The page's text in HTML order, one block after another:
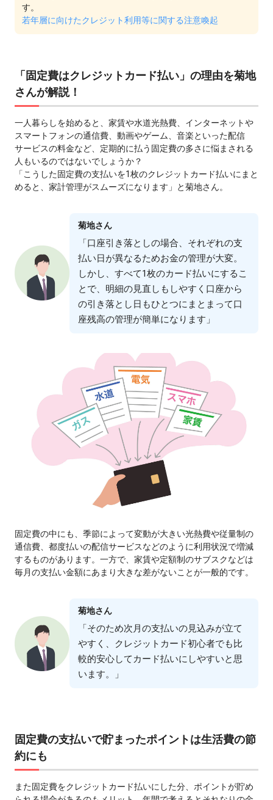
す。
若年層に向けたクレジット利用等に関する注意喚起
「固定費はクレジットカード払い」の理由を菊地
さんが解説！
⼀⼈暮らしを始めると、家賃や⽔道光熱費、インターネットや
スマートフォンの通信費、動画やゲーム、⾳楽といった配信
サービスの料⾦など、定期的に払う固定費の多さに悩まされる
⼈もいるのではないでしょうか？
「こうした固定費の⽀払いを1枚のクレジットカード払いにまと
めると、家計管理がスムーズになります」と菊地さん。
菊地さん
「⼝座引き落としの場合、それぞれの⽀
払い⽇が異なるためお⾦の管理が⼤変。
しかし、すべて1枚のカード払いにするこ
とで、明細の⾒直しもしやすく⼝座から
の引き落とし⽇もひとつにまとまって⼝
座残⾼の管理が簡単になります」
固定費の中にも、季節によって変動が⼤きい光熱費や従量制の
通信費、都度払いの配信サービスなどのように利⽤状況で増減
するものがあります。⼀⽅で、家賃や定額制のサブスクなどは
毎⽉の⽀払い⾦額にあまり⼤きな差がないことが⼀般的です。
菊地さん
「そのため次⽉の⽀払いの⾒込みが⽴て
やすく、クレジットカード初⼼者でも⽐
較的安⼼してカード払いにしやすいと思
います。」
固定費の⽀払いで貯まったポイントは⽣活費の節
約にも
また固定費をクレジットカード払いにした分、ポイントが貯め